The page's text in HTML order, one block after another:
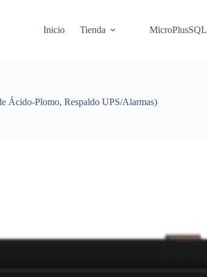
Inicio Tienda MicroPlusSQL
Ácido-Plomo, Respaldo UPS/Alarmas)